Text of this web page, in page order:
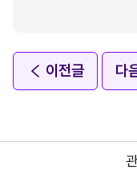
이전글 다